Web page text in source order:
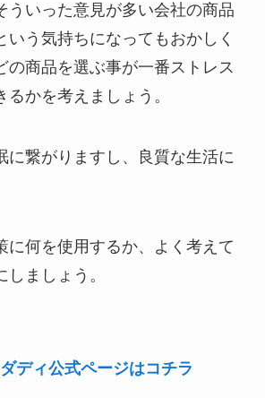
ういった意見が多い会社の商品
いう気持ちになってもおかしく
の商品を選ぶ事が一番ストレス
かを考えましょう。
に繋がりますし、良質な生活に
に何を使用するか、よく考えて
ましょう。
ディ公式ページはコチラ